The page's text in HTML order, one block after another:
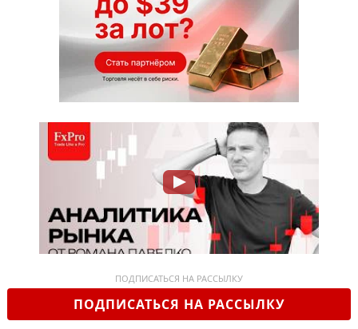
ПОДПИСАТЬСЯ НА РАССЫЛКУ
ПОДПИСАТЬСЯ НА РАССЫЛКУ